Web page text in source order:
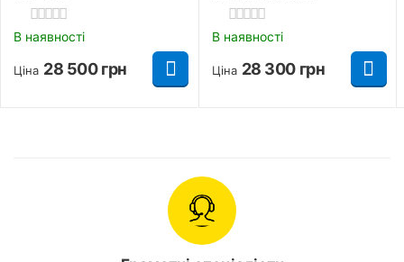
Сильною стороною моторолера є підвіска:
телескопічна вилка і маятник з
моноамортизатором. Саме вона підштовхнула
багатьох райдерів купити скутер Suzuki Street
Придбати Скутер б/в SUZUKI STREET MAGIC та
замовити з доставкою можна в таких містах як:
В наявності
Ціна 28 500 грн
В наявності
Ціна 28 300 грн